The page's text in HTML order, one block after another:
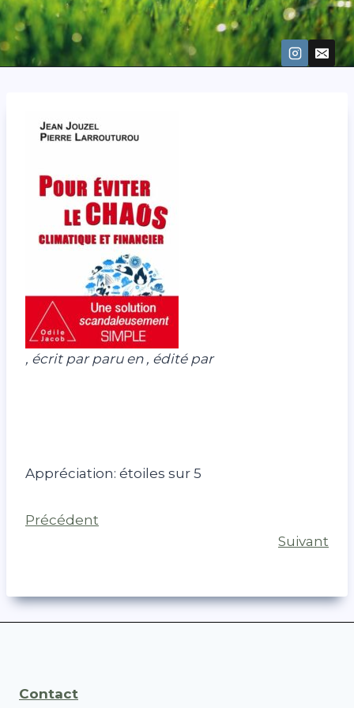
, écrit par paru en , édité par
Appréciation: étoiles sur 5
Précédent
Suivant
Contact